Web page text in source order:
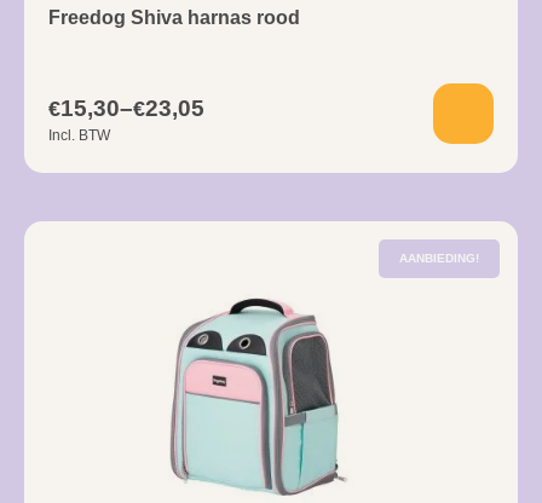
Freedog Shiva harnas rood
€15,30–€23,05
Incl. BTW
AANBIEDING!